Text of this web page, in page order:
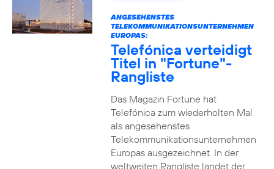
ANGESEHENSTES
TELEKOMMUNIKATIONSUNTERNEHMEN
EUROPAS:
Telefónica verteidigt
Titel in "Fortune"-
Rangliste
Das Magazin Fortune hat
Telefónica zum wiederholten Mal
als angesehenstes
Telekommunikationsunternehmen
Europas ausgezeichnet. In der
weltweiten Rangliste landet der